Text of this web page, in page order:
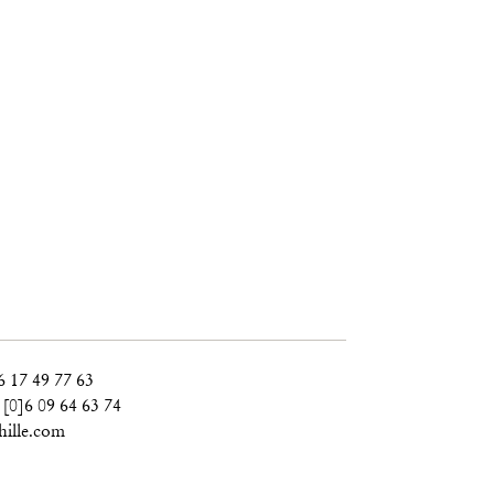
17 49 77 63
09 64 63 74